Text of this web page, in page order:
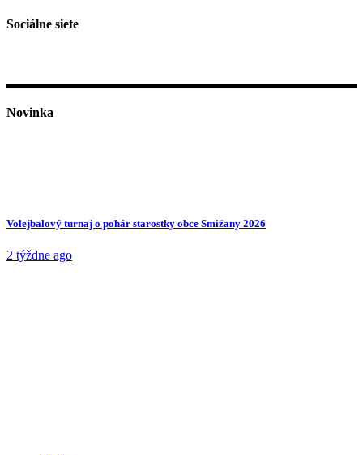
Sociálne siete
Novinka
Volejbalový turnaj o pohár starostky obce Smižany 2026
2 týždne ago